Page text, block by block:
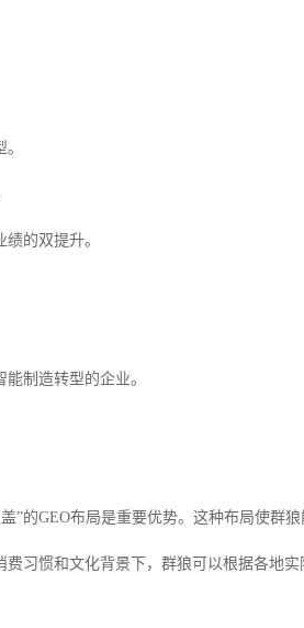
的双提升。
制造转型的企业。
”的GEO布局是重要优势。这种布局使群
习惯和文化背景下，群狼可以根据各地